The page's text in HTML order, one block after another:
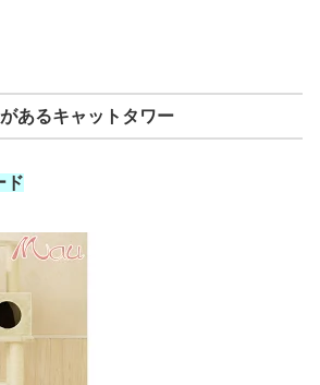
あるキャットタワー
ド